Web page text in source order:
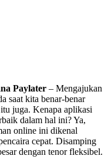
Paylater – Mengajukan
saat kita benar-benar
juga. Kenapa aplikasi
dalam hal ini? Ya,
online ini dikenal
cepat. Disamping
dengan tenor fleksibel.